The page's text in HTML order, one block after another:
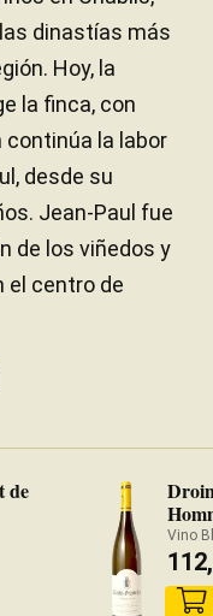
dinastías más
Hoy, la
la finca, con
continúa la labor
desde su
Jean-Paul fue
de los viñedos y
el centro de
de
Vino